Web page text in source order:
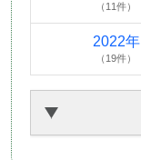
（11件）
2022年
（19件）